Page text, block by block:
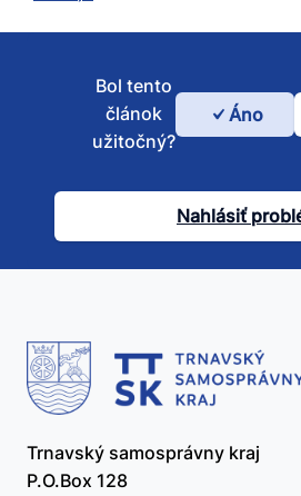
Bol
Bol tento
článok
užitočný?
Áno
Nahlásiť
Trnavský samosprávny kraj
P.O.Box 128